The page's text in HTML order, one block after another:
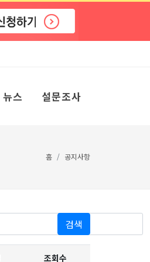
뉴스 설문조사
홈 공지사항
검색
조회수